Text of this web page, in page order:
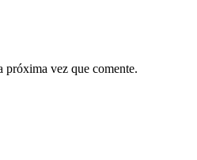
próxima vez que comente.